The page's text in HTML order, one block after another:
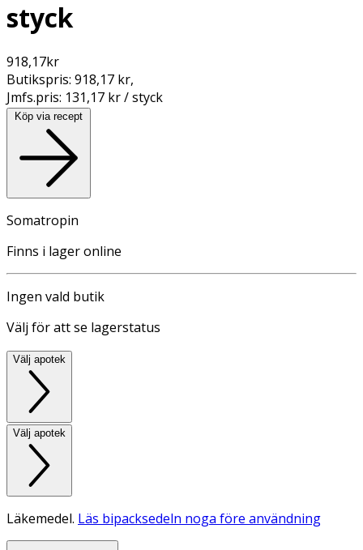
styck
918,17kr
Butikspris: 918,17 kr,
Jmfs.pris: 131,17 kr / styck
Köp via recept
Somatropin
Finns i lager online
Ingen vald butik
Välj för att se lagerstatus
Välj apotek
Välj apotek
Läkemedel. Läs bipacksedeln noga före användning